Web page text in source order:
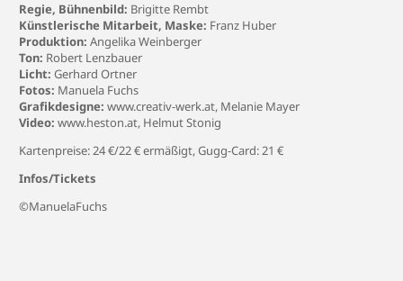
Regie, Bühnenbild: Brigitte Rembt
Künstlerische Mitarbeit, Maske: Franz Huber
Produktion: Angelika Weinberger
Ton: Robert Lenzbauer
Licht: Gerhard Ortner
Fotos: Manuela Fuchs
Grafikdesigne: www.creativ-werk.at, Melanie Mayer
Video: www.heston.at, Helmut Stonig
Kartenpreise: 24 €/22 € ermäßigt, Gugg-Card: 21 €
Infos/Tickets
©ManuelaFuchs